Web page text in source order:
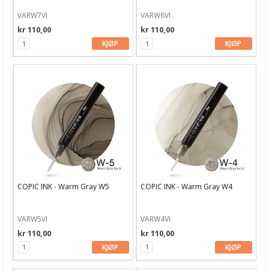
Reds
Redviolets
Yellows
Yellowgreens
Yellowreds
Copic Marker Sets
Tilbehør & oppbevaring
Deco penner
VARW7VI
kr 110,00
KJØP
VARW6VI
kr 110,00
KJØP
COPIC INK - Warm Gray W5
VARW5VI
kr 110,00
KJØP
COPIC INK - Warm Gray W4
VARW4VI
kr 110,00
KJØP